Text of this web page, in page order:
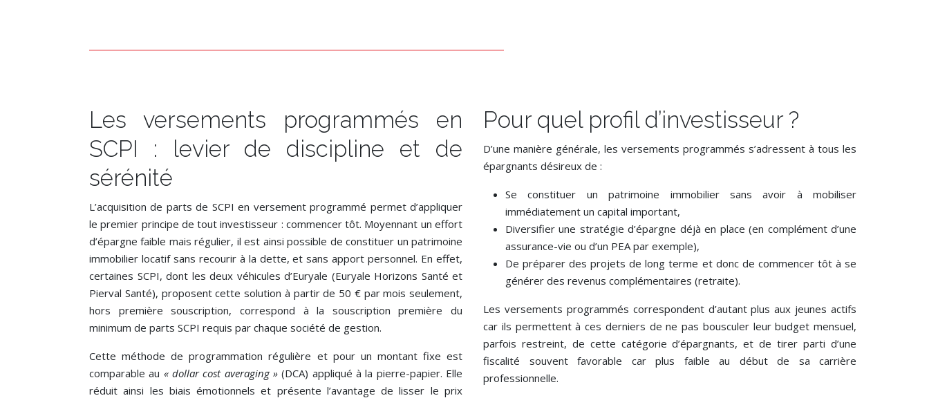
Les versements programmés en
SCPI : levier de discipline et de
sérénité
L’acquisition de parts de SCPI en versement programmé permet d’appliquer
le premier principe de tout investisseur : commencer tôt. Moyennant un effort
d’épargne faible mais régulier, il est ainsi possible de constituer un patrimoine
immobilier locatif sans recourir à la dette, et sans apport personnel. En effet,
certaines SCPI, dont les deux véhicules d’Euryale (Euryale Horizons Santé et
Pierval Santé), proposent cette solution à partir de 50 € par mois seulement,
hors première souscription, correspond à la souscription première du
minimum de parts SCPI requis par chaque société de gestion.
Cette méthode de programmation régulière et pour un montant fixe est
comparable au « dollar cost averaging » (DCA) appliqué à la pierre-papier. Elle
réduit ainsi les biais émotionnels et présente l’avantage de lisser le prix
Pour quel profil d’investisseur ?
D’une manière générale, les versements programmés s’adressent à tous les
épargnants désireux de :
Se constituer un patrimoine immobilier sans avoir à mobiliser
immédiatement un capital important,
Diversifier une stratégie d’épargne déjà en place (en complément d’une
assurance-vie ou d’un PEA par exemple),
De préparer des projets de long terme et donc de commencer tôt à se
générer des revenus complémentaires (retraite).
Les versements programmés correspondent d’autant plus aux jeunes actifs
car ils permettent à ces derniers de ne pas bousculer leur budget mensuel,
parfois restreint, de cette catégorie d’épargnants, et de tirer parti d’une
fiscalité souvent favorable car plus faible au début de sa carrière
professionnelle.